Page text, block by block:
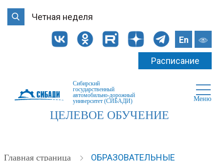
Четная неделя
En
Расписание
Сибирский
государственный
автомобильно-дорожный
университет (СИБАДИ)
Меню
ЦЕЛЕВОЕ ОБУЧЕНИЕ
Главная страница
ОБРАЗОВАТЕЛЬНЫЕ